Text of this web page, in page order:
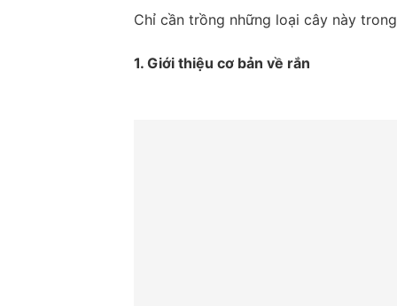
Chỉ cần trồng những loại cây này
1. Giới thiệu cơ bản về rắn